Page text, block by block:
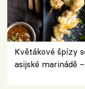
Květákové špízy
asijské marinádě